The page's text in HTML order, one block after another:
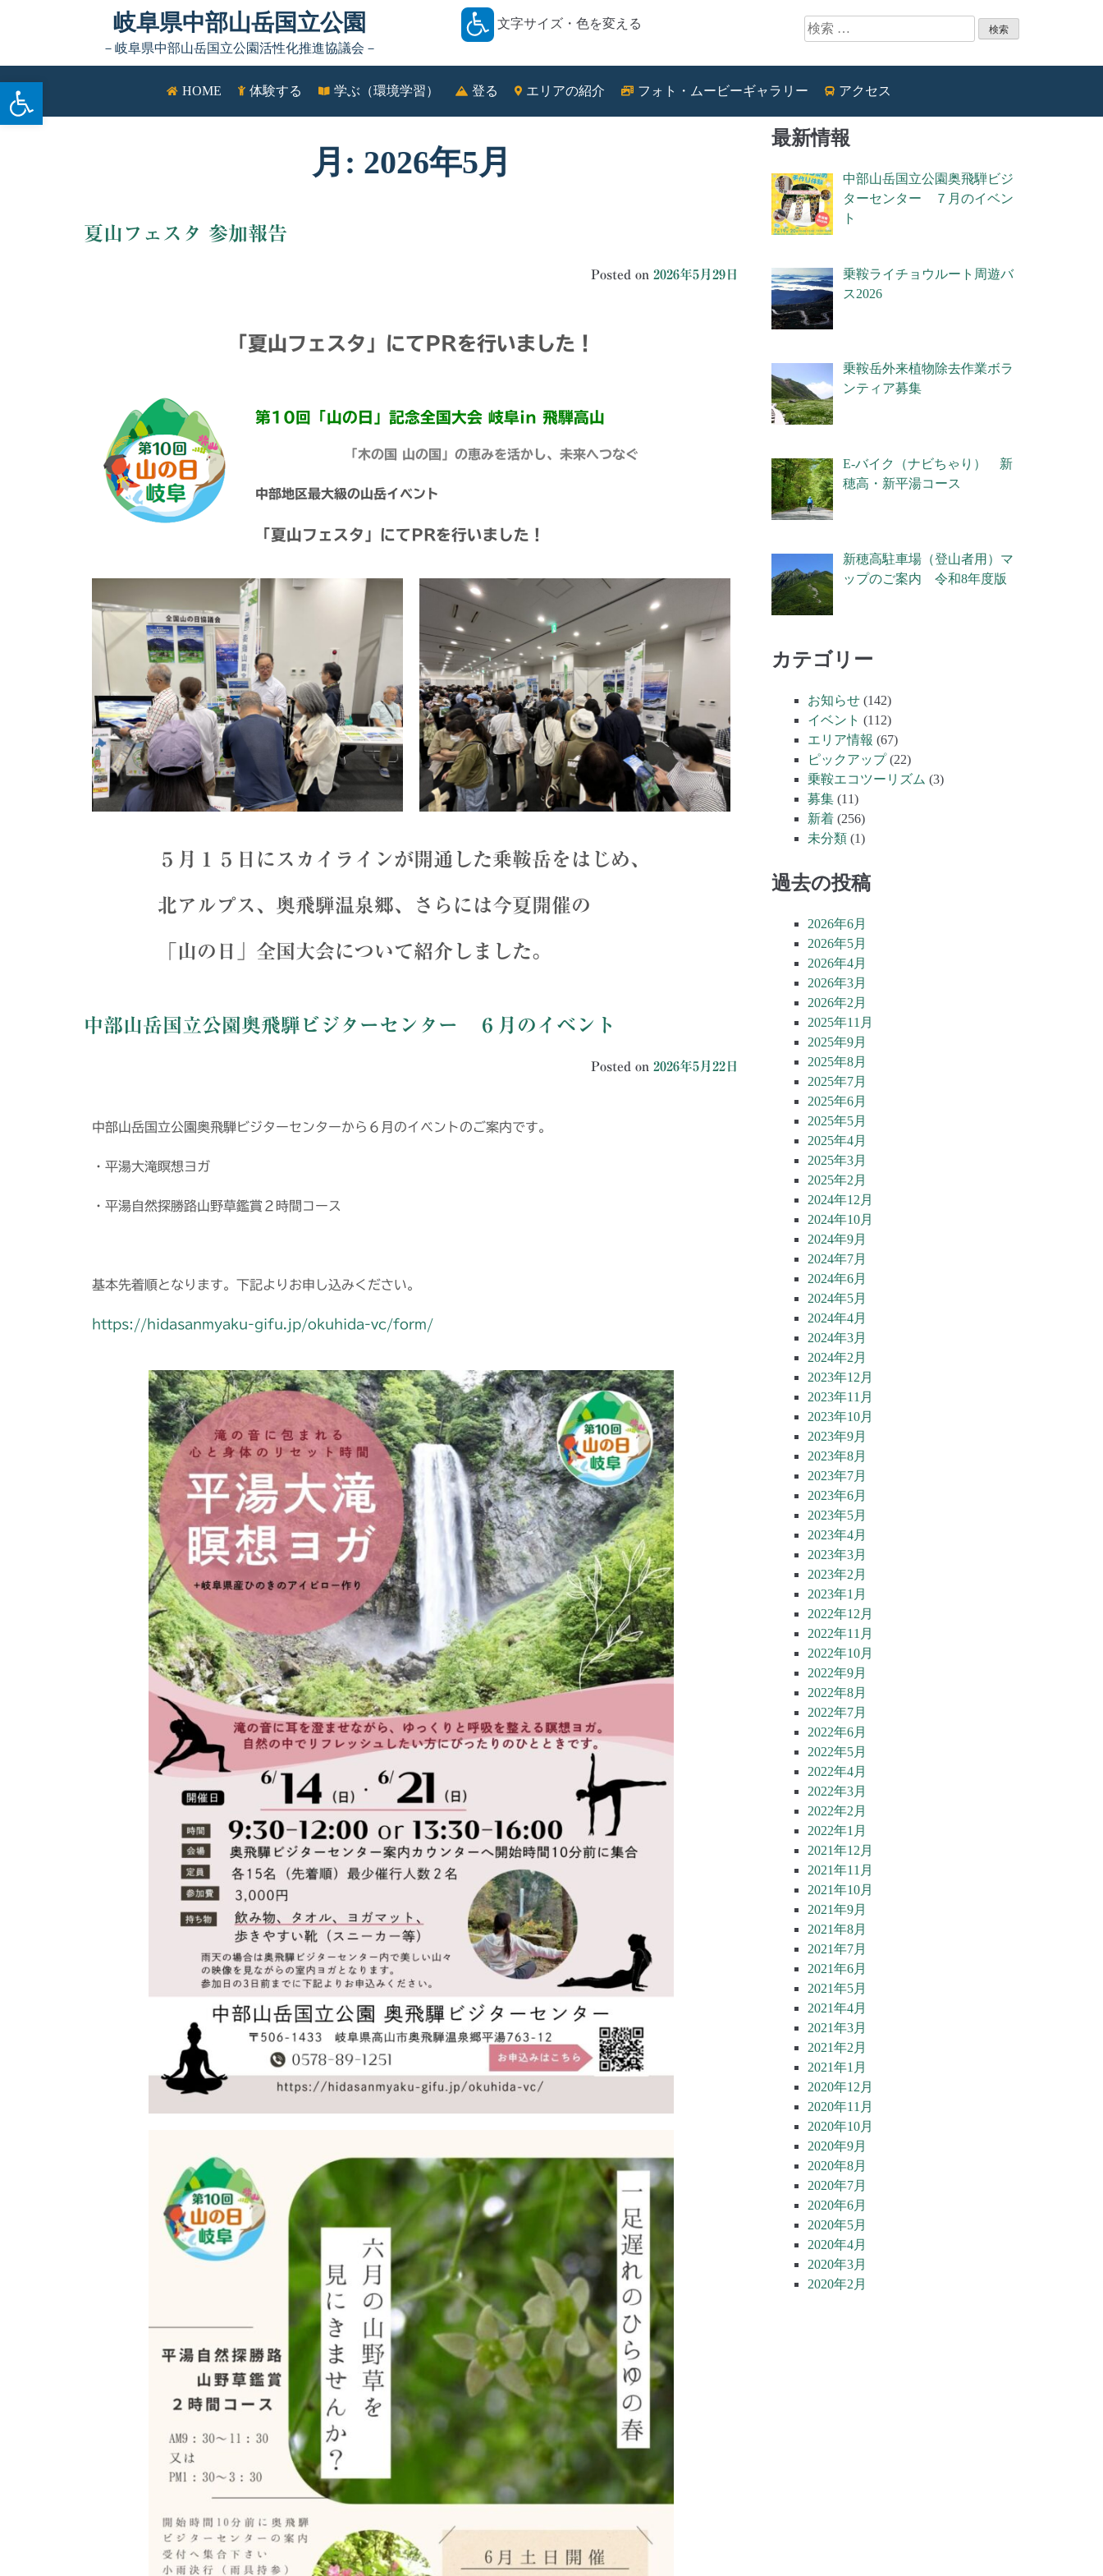
ツールバーを開く
岐阜県中部山岳国立公園
－岐阜県中部山岳国立公園活性化推進協議会－
文字サイズ・色を変える
HOME 体験する 学ぶ（環境学習） 登る エリアの紹介 フォト・ムービーギャラリー アクセス
月: 2026年5月
夏山フェスタ 参加報告
Posted on 2026年5月29日
「夏山フェスタ」にて PRを行いました！
第10回「山の日」記念全国大会 岐阜in 飛騨高山
「木の国 山の国」の恵みを活かし、未来へつなぐ
中部地区最大級の山岳イベント
「夏山フェスタ」にて PRを行いました！
５月１５日にスカイラインが開通した乗鞍岳をはじめ、
北アルプス、奥飛騨温泉郷、さらには今夏開催の
「山の日」全国大会について紹介しました。
中部山岳国立公園奥飛騨ビジターセンター ６月のイベント
Posted on 2026年5月22日
中部山岳国立公園奥飛騨ビジターセンターから６月のイベントのご案内です。
・平湯大滝瞑想ヨガ
・平湯自然探勝路山野草鑑賞２時間コース
基本先着順となります。下記よりお申し込みください。
https://hidasanmyaku-gifu.jp/okuhida-vc/form/
最新情報
中部山岳国立公園奥飛騨ビジ
ターセンター ７月のイベン
ト
乗鞍ライチョウルート周遊バ
ス2026
乗鞍岳外来植物除去作業ボラ
ンティア募集
E-バイク（ナビちゃり） 新
穂高・新平湯コース
新穂高駐車場（登山者用）マ
ップのご案内 令和8年度版
カテゴリー
お知らせ (142)
イベント (112)
エリア情報 (67)
ピックアップ(22)
乗鞍エコツーリズム (3)
募集 (11)
新着 (256)
未分類 (1)
過去の投稿
2026年6月
2026年5月
2026年4月
2026年3月
2026年2月
2025年11月
2025年9月
2025年8月
2025年7月
2025年6月
2025年5月
2025年4月
2025年3月
2025年2月
2024年12月
2024年10月
2024年9月
2024年7月
2024年6月
2024年5月
2024年4月
2024年3月
2024年2月
2023年12月
2023年11月
2023年10月
2023年9月
2023年8月
2023年7月
2023年6月
2023年5月
2023年4月
2023年3月
2023年2月
2023年1月
2022年12月
2022年11月
2022年10月
2022年9月
2022年8月
2022年7月
2022年6月
2022年5月
2022年4月
2022年3月
2022年2月
2022年1月
2021年12月
2021年11月
2021年10月
2021年9月
2021年8月
2021年7月
2021年6月
2021年5月
2021年4月
2021年3月
2021年2月
2021年1月
2020年12月
2020年11月
2020年10月
2020年9月
2020年8月
2020年7月
2020年6月
2020年5月
2020年4月
2020年3月
2020年2月